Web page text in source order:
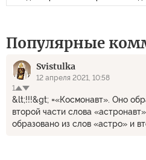
Популярные
Svistulka
12 апреля 2021, 10:58
1
&lt;!!!&gt; =«Космонавт». Оно
второй части слова
образовано из слов «астро» и